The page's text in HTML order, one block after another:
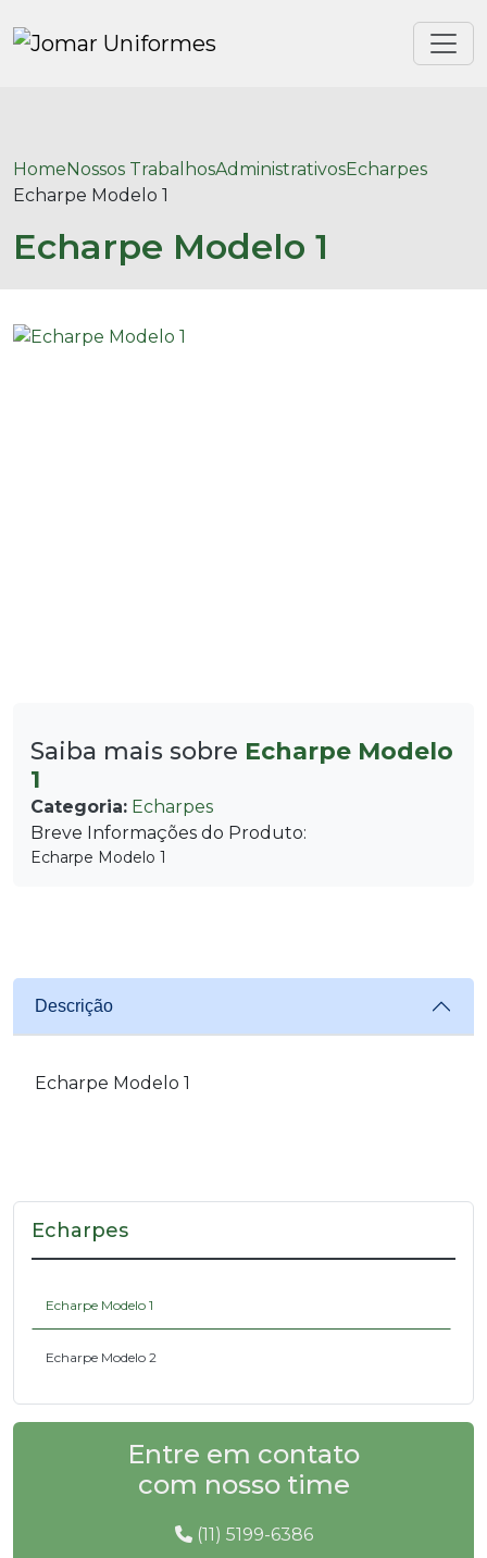
HomeNossos TrabalhosAdministrativosEcharpes
Echarpe Modelo 1
Echarpe Modelo 1
Saiba mais sobre Echarpe Modelo
1
Categoria: Echarpes
Breve Informações do Produto:
Echarpe Modelo 1
Descrição
Echarpe Modelo 1
Echarpes
Echarpe Modelo 1
Echarpe Modelo 2
Entre em contato
com nosso time
(11) 5199-6386